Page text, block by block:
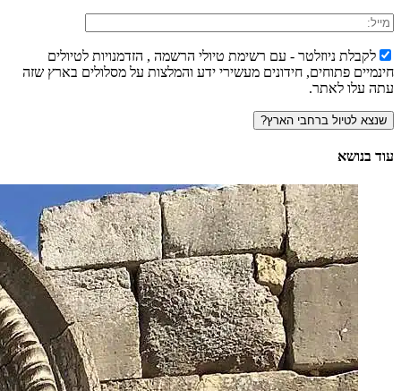
לקבלת ניוזלטר - עם רשימת טיולי הרשמה , הזדמנויות לטיולים
חינמיים פתוחים, חידונים מעשירי ידע והמלצות על מסלולים בארץ שזה
עתה עלו לאתר.
עוד בנושא